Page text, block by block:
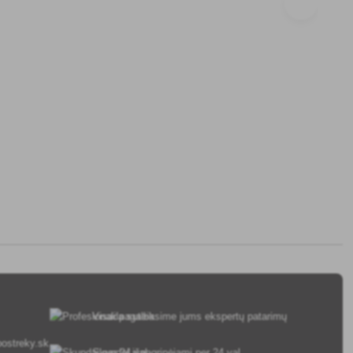
Visada suteiksime jums ekspertų patarimų